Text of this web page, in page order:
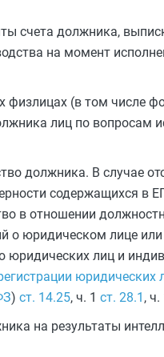
счета должника,
на момент
физлицах (в том числе
лиц по вопросам
должника. В случае
содержащихся в
в отношении
о юридическом лице
юридических лиц и
) ст. 14.25, ч. 1 ст. 28.1 , ч.
на результаты